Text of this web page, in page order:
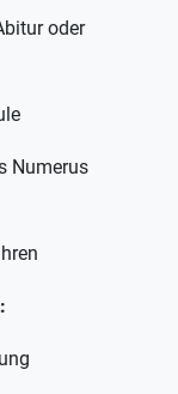
oder
Numerus